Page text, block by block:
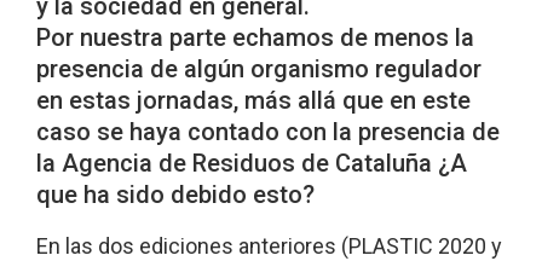
Por nuestra parte echamos de menos la
presencia de algún organismo regulador
en estas jornadas, más allá que en este
caso se haya contado con la presencia de
la Agencia de Residuos de Cataluña ¿A
que ha sido debido esto?
En las dos ediciones anteriores (PLASTIC 2020 y